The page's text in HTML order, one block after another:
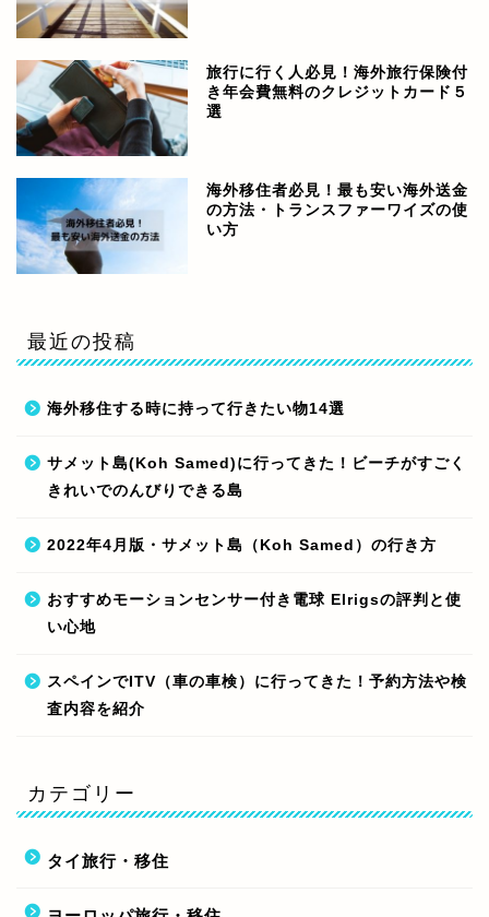
旅行に行く人必見！海外旅行保険付
き年会費無料のクレジットカード５
選
海外移住者必見！最も安い海外送金
の方法・トランスファーワイズの使
い方
最近の投稿
海外移住する時に持って行きたい物14選
サメット島(Koh Samed)に行ってきた！ビーチがすごく
きれいでのんびりできる島
2022年4月版・サメット島（Koh Samed）の行き方
おすすめモーションセンサー付き電球 Elrigsの評判と使
い心地
スペインでITV（車の車検）に行ってきた！予約方法や検
査内容を紹介
カテゴリー
タイ旅行・移住